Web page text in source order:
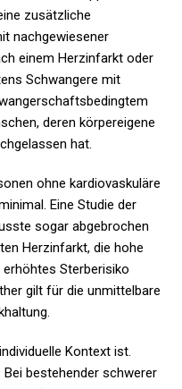
zusätzliche
nachgewiesener
einem Herzinfarkt oder
Schwangere mit
deren körpereigene
hat.
ohne kardiovaskuläre
Eine Studie der
sogar abgebrochen
Herzinfarkt, die hohe
Sterberisiko
gilt für die unmittelbare
Kontext ist.
bestehender schwerer